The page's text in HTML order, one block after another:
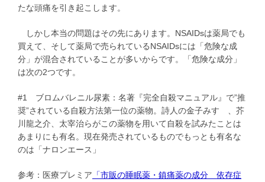
たな頭痛を引き起こします。
しかし本当の問題はその先にあります。NSAIDsは薬局でも
買えて、そして薬局で売られているNSAIDsには「危険な成
分」が混合されていることが多いからです。「危険な成分」
は次の2つです。
#1 ブロムバレニル尿素：名著『完全自殺マニュアル』で”推
奨”されている自殺方法第一位の薬物。詩人の金子みすゞ、芥
川龍之介、太宰治らがこの薬物を用いて自殺を試みたことは
あまりにも有名。現在発売されているものでもっとも有名な
のは「ナロンエース」
参考：医療プレミア 「市販の睡眠薬・鎮痛薬の成分 依存症